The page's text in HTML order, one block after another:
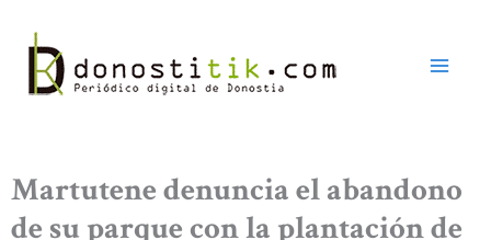
contenido
Martutene denuncia el abandono
de su parque con la plantación de